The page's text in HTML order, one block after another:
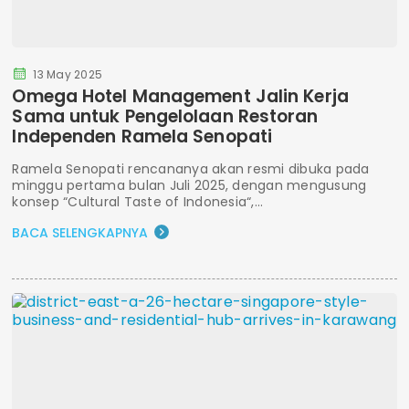
13 May 2025
Omega Hotel Management Jalin Kerja
Sama untuk Pengelolaan Restoran
Independen Ramela Senopati
Ramela Senopati rencananya akan resmi dibuka pada
minggu pertama bulan Juli 2025, dengan mengusung
konsep “Cultural Taste of Indonesia“,...
BACA SELENGKAPNYA